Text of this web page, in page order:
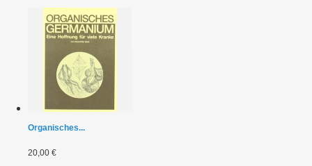
Organisches...
20,00 €